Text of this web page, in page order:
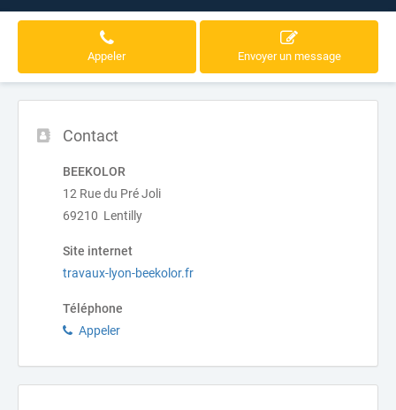
Appeler Envoyer un message
Contact
BEEKOLOR
12 Rue du Pré Joli
69210 Lentilly
Site internet
travaux-lyon-beekolor.fr
Téléphone
Appeler